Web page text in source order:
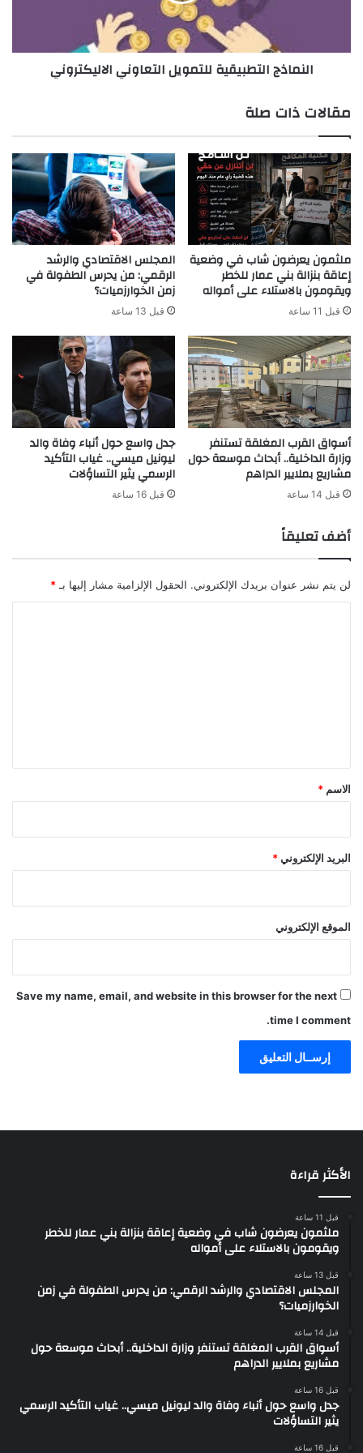
النماذج التطبيقية للتمويل التعاوني الاليكتروني
مقالات ذات صلة
ملثمون يعرضون شاب في وضعية
إعاقة بنزالة بني عمار للخطر
ويقومون بالاستلاء على أمواله
قبل 11 ساعة
المجلس الاقتصادي والرشد
الرقمي: من يحرس الطفولة في
زمن الخوارزميات؟
قبل 13 ساعة
أسواق القرب المغلقة تستنفر
وزارة الداخلية.. أبحاث موسعة حول
مشاريع بملايير الدراهم
قبل 14 ساعة
جدل واسع حول أنباء وفاة والد
ليونيل ميسي.. غياب التأكيد
الرسمي يثير التساؤلات
قبل 16 ساعة
أضف تعليقاً
لن يتم نشر عنوان بريدك الإلكتروني. الحقول الإلزامية مشار إليها بـ *
*
الاسم *
البريد الإلكتروني*
الموقع الإلكتروني
Save my name, email, and website in this browser for the next
time I comment.
الأكثر قراءة
قبل 11 ساعة
ملثمون يعرضون شاب في وضعية إعاقة بنزالة بني عمار للخطر
ويقومون بالاستلاء على أمواله
قبل 13 ساعة
المجلس الاقتصادي والرشد الرقمي: من يحرس الطفولة في زمن
الخوارزميات؟
قبل 14 ساعة
أسواق القرب المغلقة تستنفر وزارة الداخلية.. أبحاث موسعة حول
مشاريع بملايير الدراهم
قبل 16 ساعة
جدل واسع حول أنباء وفاة والد ليونيل ميسي.. غياب التأكيد الرسمي
يثير التساؤلات
قبل 16 ساعة